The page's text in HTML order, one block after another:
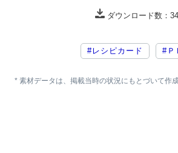
ダウンロード数： 34
#レシピカード #Ｐ
* 素材データは、掲載当時の状況にもとづいて作